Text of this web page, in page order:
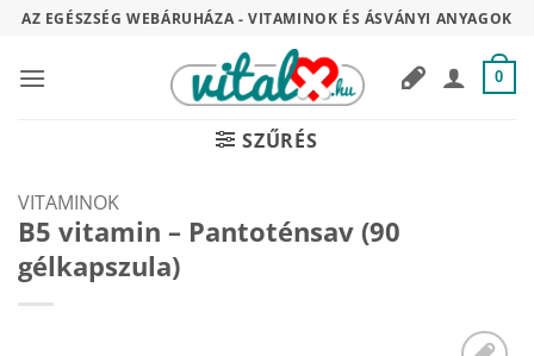
Skip
content
AZ EGÉSZSÉG WEBÁRUHÁZA - VITAMINOK ÉS ÁSVÁNYI ANYAGOK
0
SZŰRÉS
VITAMINOK
B5 vitamin – Pantoténsav (90
gélkapszula)